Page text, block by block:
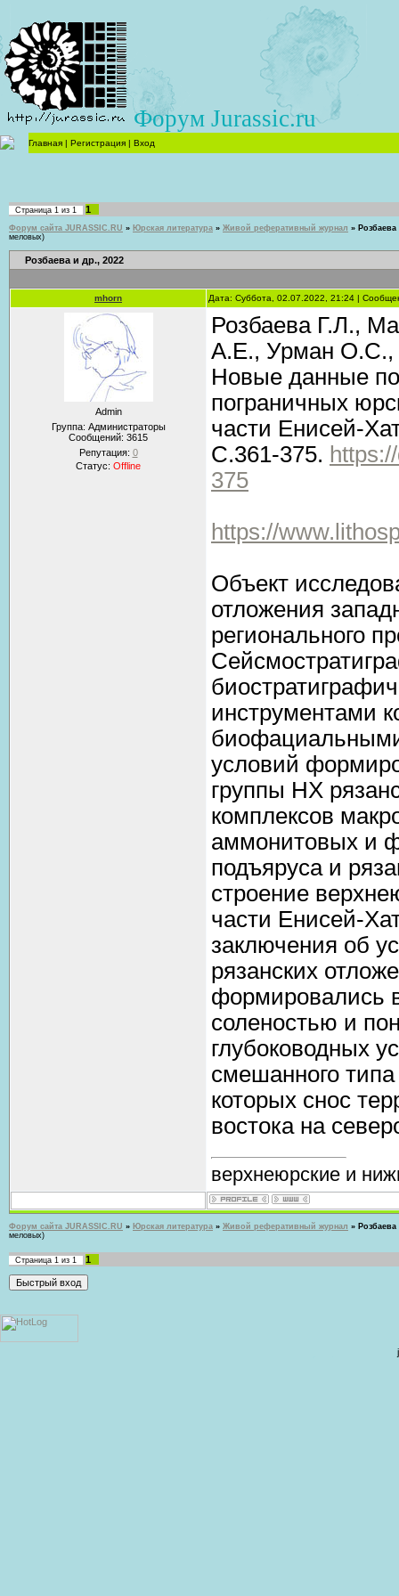
Форум Jurassic.ru
Главная | Регистрация | Вход
Страница 1 из 1 1
Форум сайта JURASSIC.RU » Юрская литература » Живой реферативный журнал »
меловых)
Розбаева и др., 2022
mhorn Дата: Суббота, 02.07.2022, 21:24 |
Admin
Группа: Администраторы
Сообщений: 3615
Репутация: 0
Статус: Offline
Розбаева Г.Л.,
А.Е., Урман О.С.,
Новые данные
пограничных
части Енисей-
С.361-375.
375
https://
Объект
отложения
регионального
инструментами
условий
группы HX
комплексов
аммонитовых и
подъяруса и
строение
части Енисей-
заключения об
рязанских
формировались
соленостью и
глубоководных
смешанного
которых снос
востока на
верхнеюрские и
Форум сайта JURASSIC.RU » Юрская литература » Живой реферативный журнал »
меловых)
Страница 1 из 1 1